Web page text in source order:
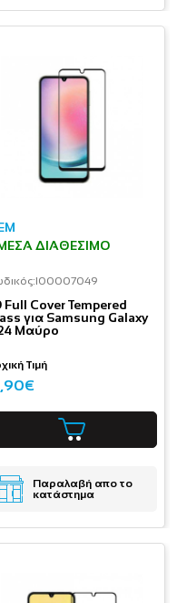
ΔΙΑΘΈΣΙΜΟ
I00007049
Full Cover Tempered
για Samsung Galaxy
Μαύρο
Τιμή
Παραλαβή απο το
κατάστημα